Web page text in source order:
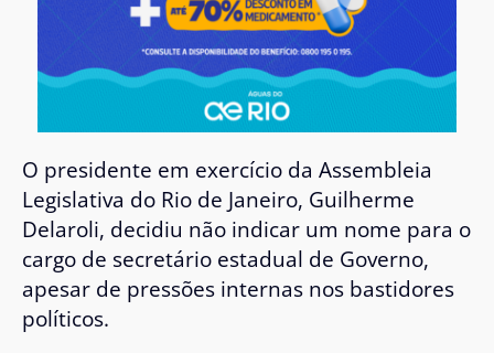
O presidente em exercício da Assembleia
Legislativa do Rio de Janeiro, Guilherme
Delaroli, decidiu não indicar um nome para o
cargo de secretário estadual de Governo,
apesar de pressões internas nos bastidores
políticos.